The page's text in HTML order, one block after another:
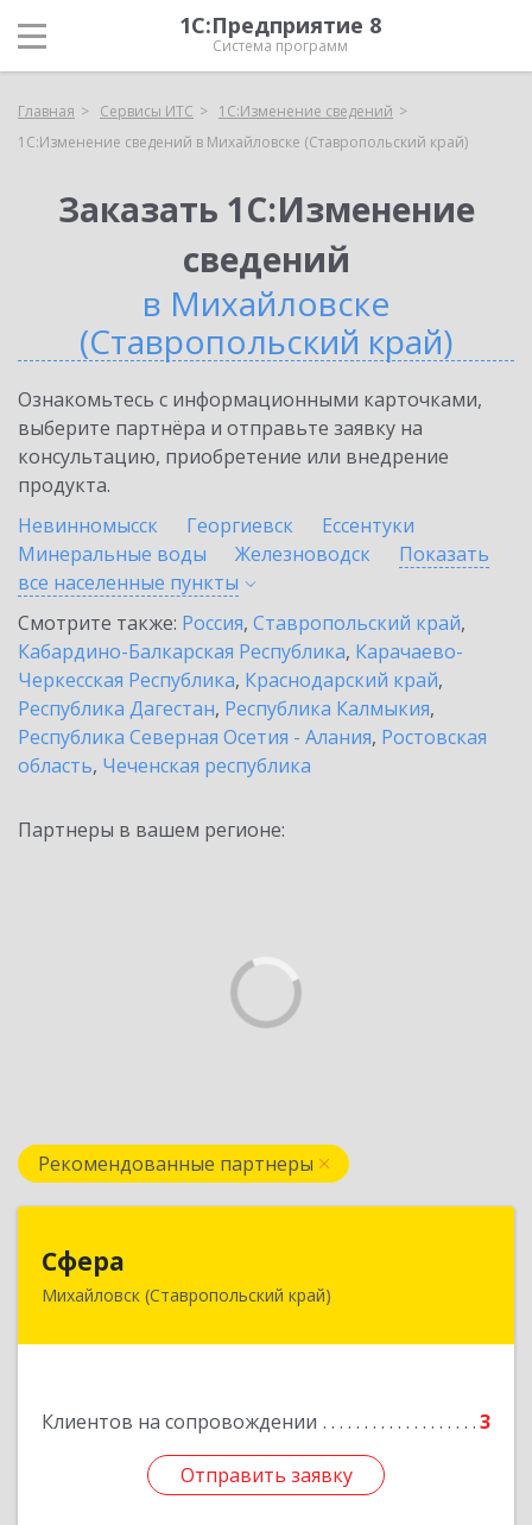
1С:Предприятие 8
Система программ
Главная Сервисы ИТС
1С:Изменение сведений
1С:Изменение сведений в Михайловске (Ставропольский край)
Заказать 1С:Изменение
сведений
в Михайловске
(Ставропольский край)
Ознакомьтесь с информационными карточками,
выберите партнёра и отправьте заявку на
консультацию, приобретение или внедрение
продукта.
Невинномысск
Георгиевск
Ессентуки
Минеральные воды
Железноводск
Показать
все населенные пункты
Смотрите также: Россия, Ставропольский край,
Кабардино-Балкарская Республика, Карачаево-
Черкесская Республика, Краснодарский край,
Республика Дагестан, Республика Калмыкия,
Республика Северная Осетия - Алания, Ростовская
область, Чеченская республика
Партнеры в вашем регионе:
Рекомендованные партнеры
Сфера
Михайловск (Ставропольский край)
Клиентов на сопровождении 3
Отправить заявку
356240, Ставропольский край, Шпаковский р-
Подробнее
Отправить заявку